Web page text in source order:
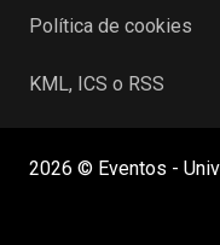
Política de cookies
KML, ICS o RSS
2026 © Eventos -